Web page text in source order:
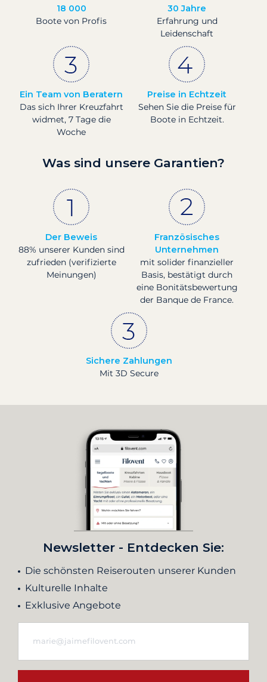
18 000
Boote von Profis
30 Jahre
Erfahrung und
Leidenschaft
Ein Team von Beratern
Das sich Ihrer Kreuzfahrt
widmet, 7 Tage die
Woche
Preise in Echtzeit
Sehen Sie die Preise für
Boote in Echtzeit.
Was sind unsere Garantien?
Der Beweis
88% unserer Kunden sind
zufrieden (verifizierte
Meinungen)
Französisches
Unternehmen
mit solider finanzieller
Basis, bestätigt durch
eine Bonitätsbewertung
der Banque de France.
Sichere Zahlungen
Mit 3D Secure
Newsletter - Entdecken Sie:
Die schönsten Reiserouten unserer Kunden
Kulturelle Inhalte
Exklusive Angebote